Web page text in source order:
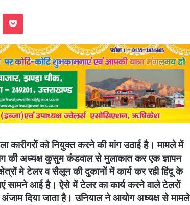
Pocket
को नियुक्त करने की मांग उठाई है। मामले में
की अध्यक्ष कुसुम कंडवाल से मुलाकात कर एक ज्ञापन
मे टेलर व सैलून की दुकानों में कार्य कर रही हिंदू के
सामने आई है। ऐसे में टेलर का कार्य करने वाले टेलरों
दिया जाता है। उनियाल ने आयोग अध्यक्ष से मामले